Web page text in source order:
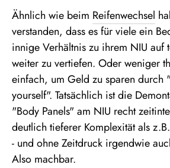
Ähnlich wie beim Reifenwechsel
verstanden, dass es für viele ein
innige Verhältnis zu ihrem NIU auf
weiter zu vertiefen. Oder weniger
einfach, um Geld zu sparen durch
yourself". Tatsächlich ist die
"Body Panels" am NIU recht
deutlich tieferer Komplexität als
- und ohne Zeitdruck irgendwie
Also machbar.